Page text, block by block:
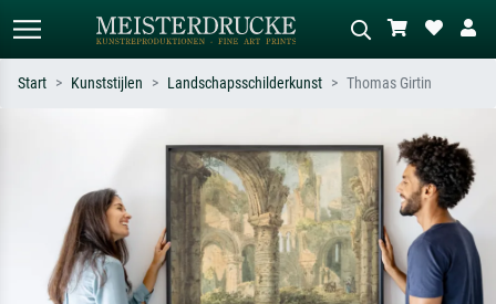
Zoek op kunstenaar, titel of stijl – bijv.
Monet, Sterrennacht, impressionisme,
Hokusai-golf, naakt.
Beschrijf de scène – bijv. groene
weide, abstract met veel rood, donker
olieverfschilderij, staand naakt naast
een boom.
Start Kunststijlen Landschapsschilderkunst Thomas Girtin